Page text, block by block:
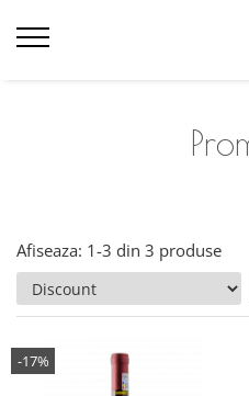
Afiseaza: 1-3 din 3 produse
-17%